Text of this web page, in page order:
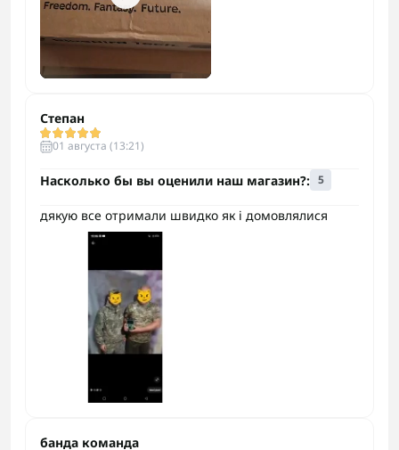
Степан
01 августа (13:21)
Насколько бы вы оценили наш магазин?: 5
дякую все отримали швидко як і домовлялися
банда команда